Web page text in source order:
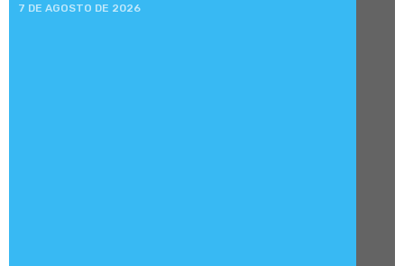
7 DE AGOSTO DE 2026